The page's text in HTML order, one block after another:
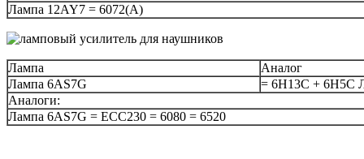
Лампа 12AY7 = 6072(A)
Лампа
Аналог
Лампа 6AS7G
= 6Н13С + 6Н5С
Аналоги:
Лампа 6AS7G = ECC230 = 6080 = 6520